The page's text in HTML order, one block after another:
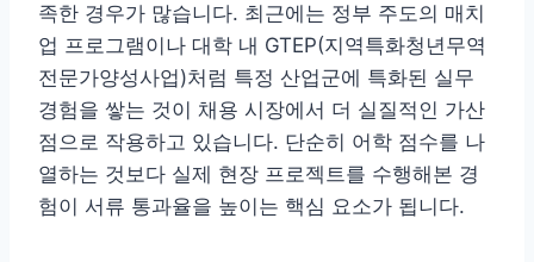
족한 경우가 많습니다. 최근에는 정부 주도의 매치
업 프로그램이나 대학 내 GTEP(지역특화청년무역
전문가양성사업)처럼 특정 산업군에 특화된 실무
경험을 쌓는 것이 채용 시장에서 더 실질적인 가산
점으로 작용하고 있습니다. 단순히 어학 점수를 나
열하는 것보다 실제 현장 프로젝트를 수행해본 경
험이 서류 통과율을 높이는 핵심 요소가 됩니다.